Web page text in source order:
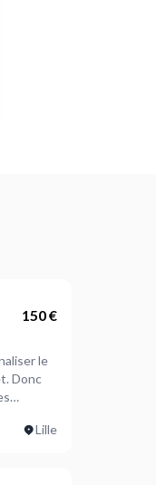
150 €
le
Donc
Lille